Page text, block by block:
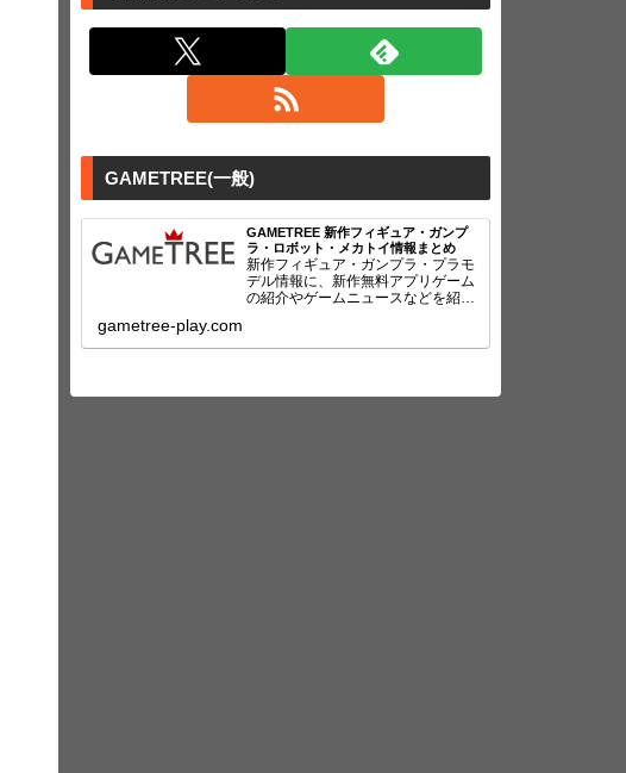
GAMETREE(一般)
GAMETREE 新作フィギュア・ガンプ
ラ・ロボット・メカトイ情報まとめ
新作フィギュア・ガンプラ・プラモ
デル情報に、新作無料アプリゲーム
の紹介やゲームニュースなどを紹
gametree-play.com